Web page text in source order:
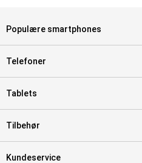
Populære smartphones
Telefoner
Tablets
Tilbehør
Kundeservice